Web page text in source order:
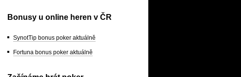
Bonusy u online heren v ČR
SynotTip bonus poker aktuálně
Fortuna bonus poker aktuálně